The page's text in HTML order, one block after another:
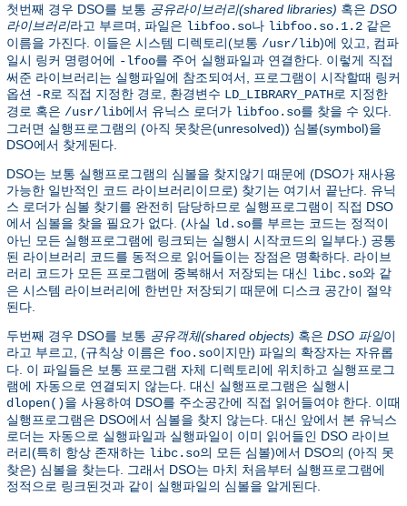
첫번째 경우 DSO를 보통 공유라이브러리(shared libraries) 혹은 DSO
라이브러리라고 부르며, 파일은 libfoo.so나 libfoo.so.1.2 같은
이름을 가진다. 이들은 시스템 디렉토리(보통 /usr/lib)에 있고, 컴파
일시 링커 명령어에 -lfoo를 주어 실행파일과 연결한다. 이렇게 직접
써준 라이브러리는 실행파일에 참조되여서, 프로그램이 시작할때 링커
옵션 -R로 직접 지정한 경로, 환경변수 LD_LIBRARY_PATH로 지정한
경로 혹은 /usr/lib에서 유닉스 로더가 libfoo.so를 찾을 수 있다.
그러면 실행프로그램의 (아직 못찾은(unresolved)) 심볼(symbol)을
DSO에서 찾게된다.
DSO는 보통 실행프로그램의 심볼을 찾지않기 때문에 (DSO가 재사용
가능한 일반적인 코드 라이브러리이므로) 찾기는 여기서 끝난다. 유닉
스 로더가 심볼 찾기를 완전히 담당하므로 실행프로그램이 직접 DSO
에서 심볼을 찾을 필요가 없다. (사실 ld.so를 부르는 코드는 정적이
아닌 모든 실행프로그램에 링크되는 실행시 시작코드의 일부다.) 공통
된 라이브러리 코드를 동적으로 읽어들이는 장점은 명확하다. 라이브
러리 코드가 모든 프로그램에 중복해서 저장되는 대신 libc.so와 같
은 시스템 라이브러리에 한번만 저장되기 때문에 디스크 공간이 절약
된다.
두번째 경우 DSO를 보통 공유객체(shared objects) 혹은 DSO 파일이
라고 부르고, (규칙상 이름은 foo.so이지만) 파일의 확장자는 자유롭
다. 이 파일들은 보통 프로그램 자체 디렉토리에 위치하고 실행프로그
램에 자동으로 연결되지 않는다. 대신 실행프로그램은 실행시
dlopen()을 사용하여 DSO를 주소공간에 직접 읽어들여야 한다. 이때
실행프로그램은 DSO에서 심볼을 찾지 않는다. 대신 앞에서 본 유닉스
로더는 자동으로 실행파일과 실행파일이 이미 읽어들인 DSO 라이브
러리(특히 항상 존재하는 libc.so의 모든 심볼)에서 DSO의 (아직 못
찾은) 심볼을 찾는다. 그래서 DSO는 마치 처음부터 실행프로그램에
정적으로 링크된것과 같이 실행파일의 심볼을 알게된다.